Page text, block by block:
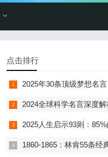
点击排行
2025年30条顶级梦想名言：点亮75%追梦人的人生
2024全球科学名言深度解析：74条金句透视探索
2025人生启示93则：85%的人都在践行的生活
1860-1865：林肯55条经典励志名言深度解析——被全球72%奋斗者奉